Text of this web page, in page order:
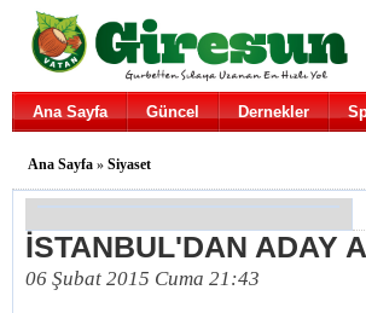
Ana Sayfa Güncel Dernekler
Ana Sayfa » Siyaset
İSTANBUL'DAN ADAY
06 Şubat 2015 Cuma 21:43